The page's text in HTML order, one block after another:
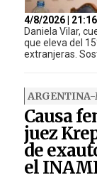
4/8/2026 | 21:16
Daniela Vilar,
que eleva del
extranjeras.
ARGENTINA-
Causa
juez
de
el